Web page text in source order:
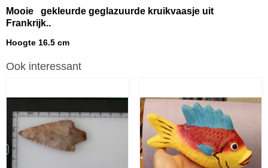
Mooie gekleurde geglazuurde kruikvaasje uit
Frankrijk..
Hoogte 16.5 cm
Ook interessant